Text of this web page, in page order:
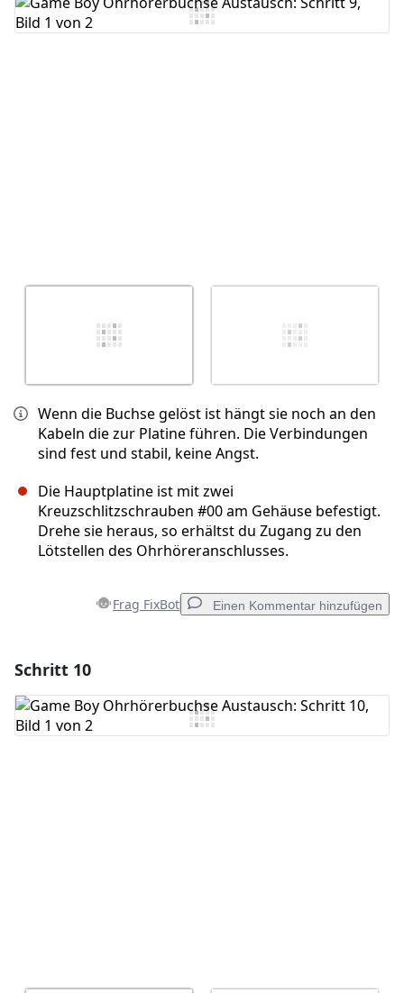
Kommentar hinzufügen
Wenn die Buchse gelöst ist hängt sie noch an den
Kabeln die zur Platine führen. Die Verbindungen
sind fest und stabil, keine Angst.
Die Hauptplatine ist mit zwei
Kreuzschlitzschrauben #00 am Gehäuse befestigt.
Drehe sie heraus, so erhältst du Zugang zu den
Lötstellen des Ohrhöreranschlusses.
Frag FixBot Einen Kommentar hinzufügen
Kommentar hinzufügen
Schritt 10